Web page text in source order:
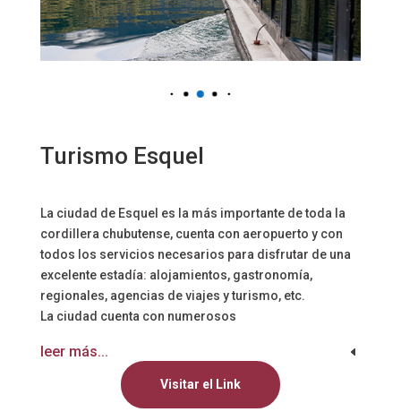
Turismo Esquel
La ciudad de Esquel es la más importante de toda la
cordillera chubutense, cuenta con aeropuerto y con
todos los servicios necesarios para disfrutar de una
excelente estadía: alojamientos, gastronomía,
regionales, agencias de viajes y turismo, etc.
La ciudad cuenta con numerosos
leer más...
Visitar el Link